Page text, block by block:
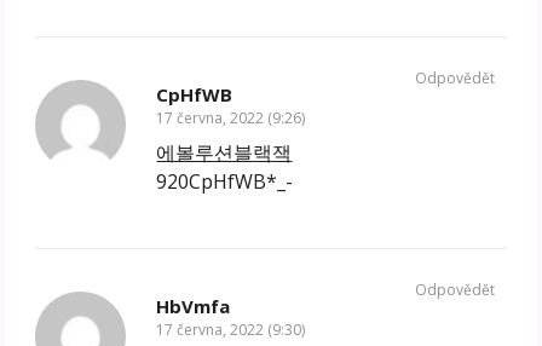
CpHfWB
17 června, 2022 (9:26)
에볼루션블랙잭
920CpHfWB*_-
Odpovědět
HbVmfa
17 června, 2022 (9:30)
Odpovědět